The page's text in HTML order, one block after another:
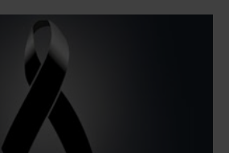
Luis Hernando Rota